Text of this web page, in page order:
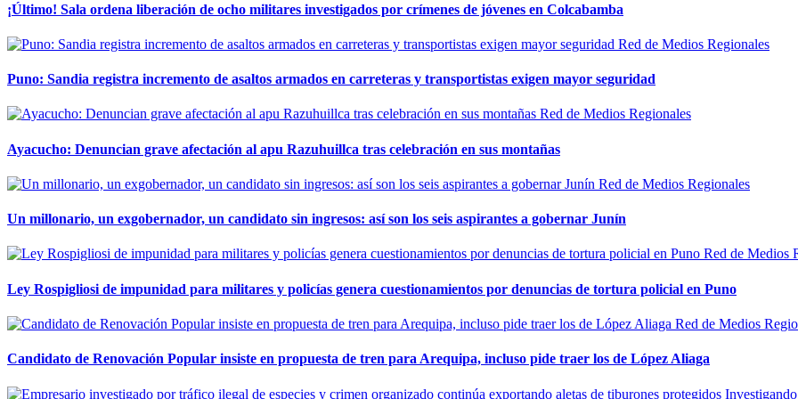
¡Último! Sala ordena liberación de ocho militares investigados por crímenes de jóvenes en Colcabamba
Red de Medios Regionales
Puno: Sandia registra incremento de asaltos armados en carreteras y transportistas exigen mayor seguridad
Red de Medios Regionales
Ayacucho: Denuncian grave afectación al apu Razuhuillca tras celebración en sus montañas
Red de Medios Regionales
Un millonario, un exgobernador, un candidato sin ingresos: así son los seis aspirantes a gobernar Junín
Red de Medios
Ley Rospigliosi de impunidad para militares y policías genera cuestionamientos por denuncias de tortura policial en Puno
Red de Medios
Candidato de Renovación Popular insiste en propuesta de tren para Arequipa, incluso pide traer los de López Aliaga
Investigando